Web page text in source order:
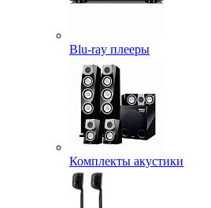
Blu-ray плееры
Комплекты акустики